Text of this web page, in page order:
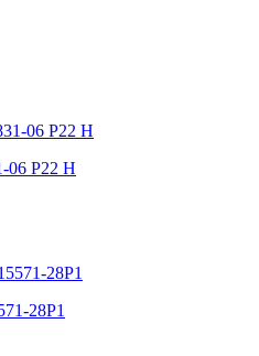
06 P22 H
28P1